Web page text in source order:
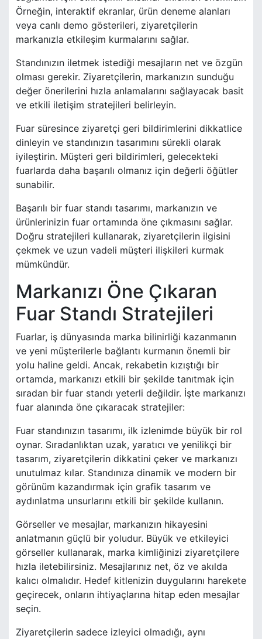
Örneğin, interaktif ekranlar, ürün deneme alanları
veya canlı demo gösterileri, ziyaretçilerin
markanızla etkileşim kurmalarını sağlar.
Standınızın iletmek istediği mesajların net ve özgün
olması gerekir. Ziyaretçilerin, markanızın sunduğu
değer önerilerini hızla anlamalarını sağlayacak basit
ve etkili iletişim stratejileri belirleyin.
Fuar süresince ziyaretçi geri bildirimlerini dikkatlice
dinleyin ve standınızın tasarımını sürekli olarak
iyileştirin. Müşteri geri bildirimleri, gelecekteki
fuarlarda daha başarılı olmanız için değerli öğütler
sunabilir.
Başarılı bir fuar standı tasarımı, markanızın ve
ürünlerinizin fuar ortamında öne çıkmasını sağlar.
Doğru stratejileri kullanarak, ziyaretçilerin ilgisini
çekmek ve uzun vadeli müşteri ilişkileri kurmak
mümkündür.
Markanızı Öne Çıkaran
Fuar Standı Stratejileri
Fuarlar, iş dünyasında marka bilinirliği kazanmanın
ve yeni müşterilerle bağlantı kurmanın önemli bir
yolu haline geldi. Ancak, rekabetin kızıştığı bir
ortamda, markanızı etkili bir şekilde tanıtmak için
sıradan bir fuar standı yeterli değildir. İşte markanızı
fuar alanında öne çıkaracak stratejiler:
Fuar standınızın tasarımı, ilk izlenimde büyük bir rol
oynar. Sıradanlıktan uzak, yaratıcı ve yenilikçi bir
tasarım, ziyaretçilerin dikkatini çeker ve markanızı
unutulmaz kılar. Standınıza dinamik ve modern bir
görünüm kazandırmak için grafik tasarım ve
aydınlatma unsurlarını etkili bir şekilde kullanın.
Görseller ve mesajlar, markanızın hikayesini
anlatmanın güçlü bir yoludur. Büyük ve etkileyici
görseller kullanarak, marka kimliğinizi ziyaretçilere
hızla iletebilirsiniz. Mesajlarınız net, öz ve akılda
kalıcı olmalıdır. Hedef kitlenizin duygularını harekete
geçirecek, onların ihtiyaçlarına hitap eden mesajlar
seçin.
Ziyaretçilerin sadece izleyici olmadığı, aynı